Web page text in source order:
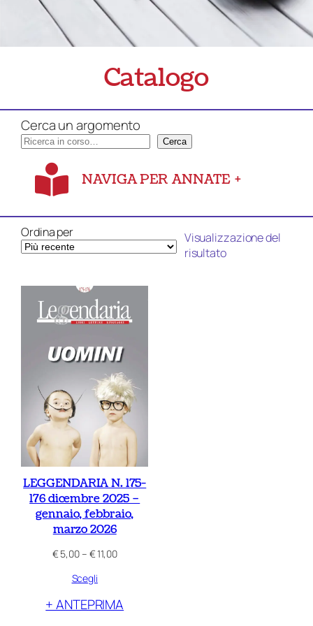
Catalogo
Cerca un argomento
Cerca
NAVIGA PER ANNATE +
Ordina per
Visualizzazione del
risultato
LEGGENDARIA N. 175-
176 dicembre 2025 –
gennaio, febbraio,
marzo 2026
€5,00– €11,00Fascia
€ 5,00
Scegli
+ ANTEPRIMA